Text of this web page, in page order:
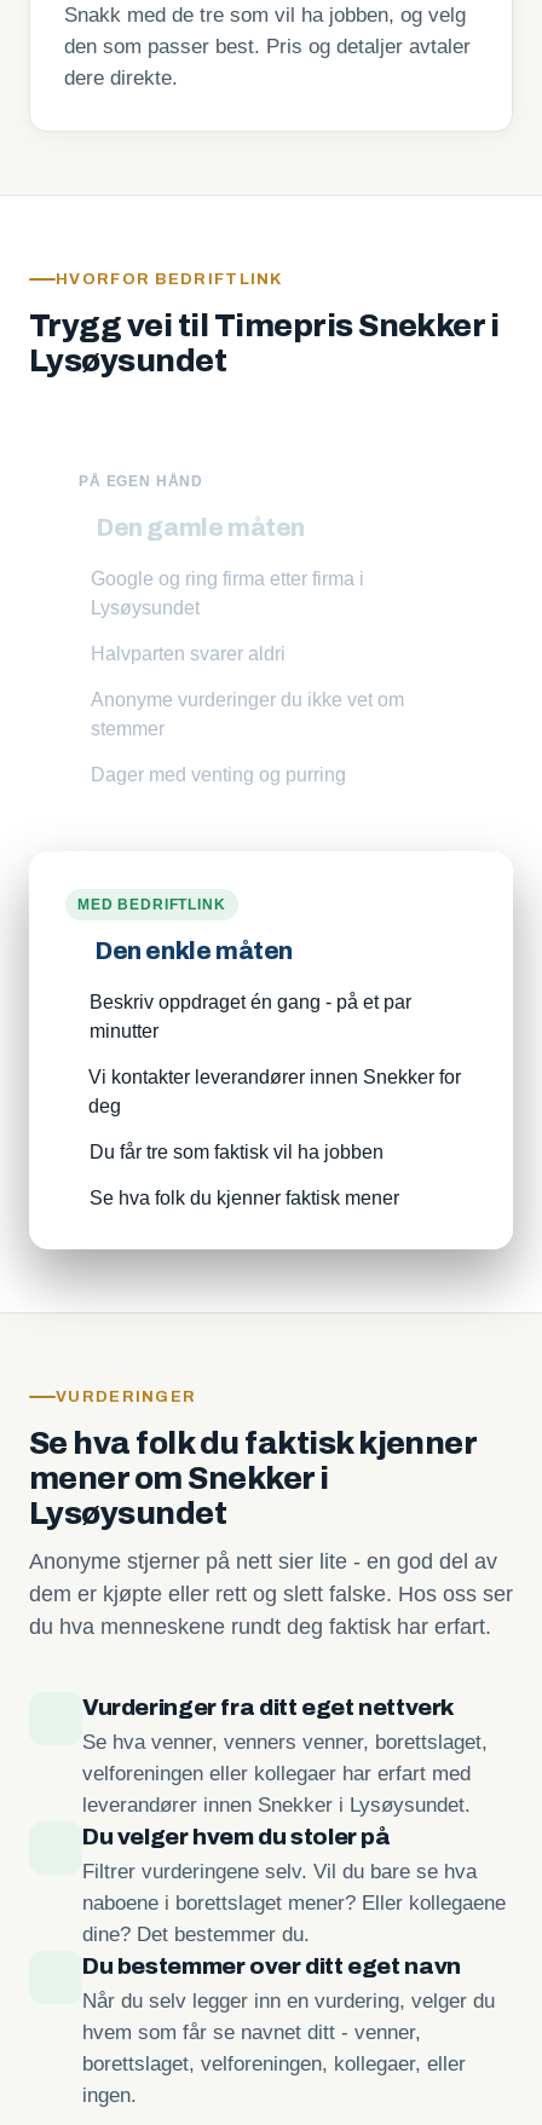
Snakk med de tre som vil ha jobben, og velg
den som passer best. Pris og detaljer avtaler
dere direkte.
HVORFOR BEDRIFTLINK
Trygg vei til Timepris Snekker i
Lysøysundet
PÅ EGEN HÅND
Den gamle måten
Google og ring firma etter firma i
Lysøysundet
Halvparten svarer aldri
Anonyme vurderinger du ikke vet om
stemmer
Dager med venting og purring
MED BEDRIFTLINK
Den enkle måten
Beskriv oppdraget én gang - på et par
minutter
Vi kontakter leverandører innen Snekker for
deg
Du får tre som faktisk vil ha jobben
Se hva folk du kjenner faktisk mener
VURDERINGER
Se hva folk du faktisk kjenner
mener om Snekker i
Lysøysundet
Anonyme stjerner på nett sier lite - en god del av
dem er kjøpte eller rett og slett falske. Hos oss ser
du hva menneskene rundt deg faktisk har erfart.
Vurderinger fra ditt eget nettverk
Se hva venner, venners venner, borettslaget,
velforeningen eller kollegaer har erfart med
leverandører innen Snekker i Lysøysundet.
Du velger hvem du stoler på
Filtrer vurderingene selv. Vil du bare se hva
naboene i borettslaget mener? Eller kollegaene
dine? Det bestemmer du.
Du bestemmer over ditt eget navn
Når du selv legger inn en vurdering, velger du
hvem som får se navnet ditt - venner,
borettslaget, velforeningen, kollegaer, eller
ingen.